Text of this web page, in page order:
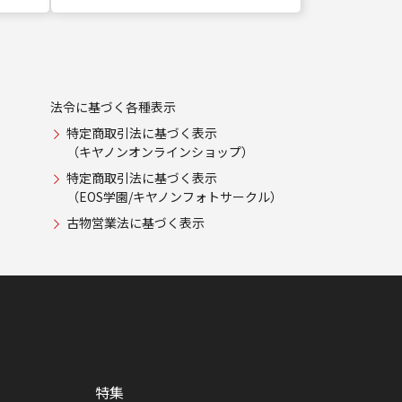
法令に基づく各種表示
特定商取引法に基づく表示
（キヤノンオンラインショップ）
特定商取引法に基づく表示
（EOS学園/キヤノンフォトサークル）
古物営業法に基づく表示
特集